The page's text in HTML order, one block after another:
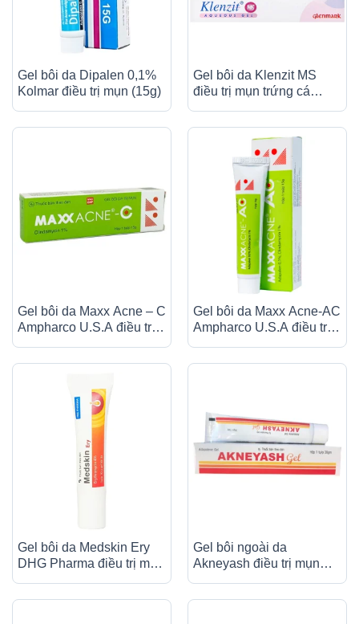
Gel bôi da Dipalen 0,1%
Kolmar điều trị mụn (15g)
Gel bôi da Klenzit MS
điều trị mụn trứng cá
Gel bôi da Maxx Acne – C
Ampharco U.S.A điều trị
Gel bôi da Maxx Acne-AC
Ampharco U.S.A điều trị
Gel bôi da Medskin Ery
DHG Pharma điều trị mụn
Gel bôi ngoài da
Akneyash điều trị mụn